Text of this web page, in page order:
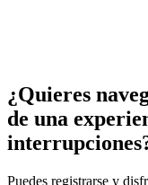
¿Quieres
de una
Puedes registrarse y